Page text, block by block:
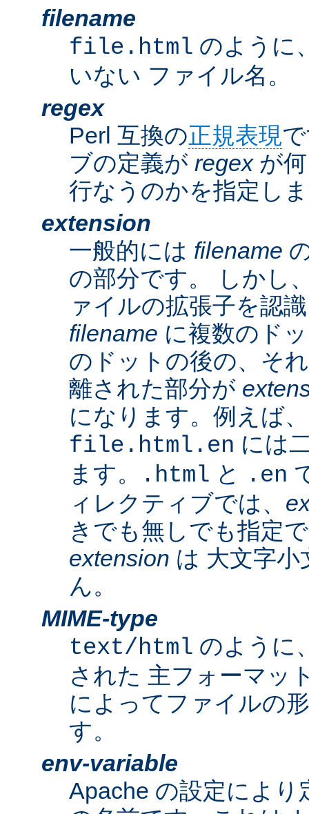
filename
file.html のように
いない ファイル名。
regex
Perl 互換の正規表現
ブの定義が regexが何
行なうのかを指定し
extension
一般的には filename
の部分です。 しかし
ァイルの拡張子を認
filename に複数のド
のドットの後の、そ
離された部分が
になります。例えば、
file.html.en には
ます。
.html と .en
ィレクティブでは、
きでも無しでも指定
extension は 大文字
ん。
MIME-type
text/html のように
された 主フォーマッ
によってファイルの
す。
env-variable
Apache の設定によ